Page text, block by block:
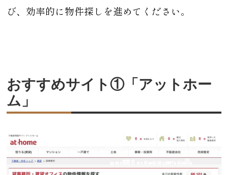
び、効率的に物件探しを進めてください。
おすすめサイト①「アットホー
ム」